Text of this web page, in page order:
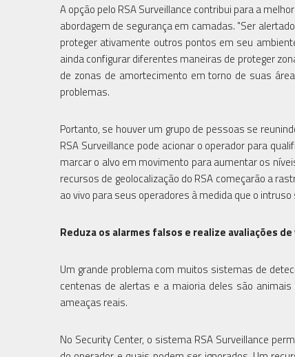
A opção pelo RSA Surveillance contribui para a
abordagem de segurança em camadas. "Ser
proteger ativamente outros pontos em seu
ainda configurar diferentes maneiras de proteger
de zonas de amortecimento em torno de suas
problemas.
Portanto, se houver um grupo de pessoas se
RSA Surveillance pode acionar o operador para
marcar o alvo em movimento para aumentar os
recursos de geolocalização do RSA começarão a
ao vivo para seus operadores à medida que o
Reduza os alarmes falsos e realize avaliações
Um grande problema com muitos sistemas de
centenas de alertas e a maioria deles são
ameaças reais.
No Security Center, o sistema RSA Surveillance